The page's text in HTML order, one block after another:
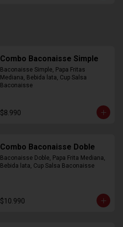
Combo Baconaisse Simple
Baconaisse Simple, Papa Fritas
Mediana, Bebida lata, Cup Salsa
Baconaisse
$8.990
Combo Baconaisse Doble
Baconaisse Doble, Papa Frita Mediana,
Bebida lata, Cup Salsa Baconaisse
$10.990